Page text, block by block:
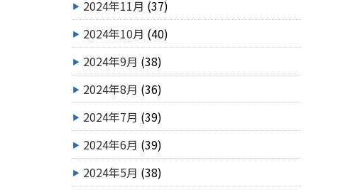
2024年11月 (37)
2024年10月 (40)
2024年9月 (38)
2024年8月 (36)
2024年7月 (39)
2024年6月 (39)
2024年5月 (38)